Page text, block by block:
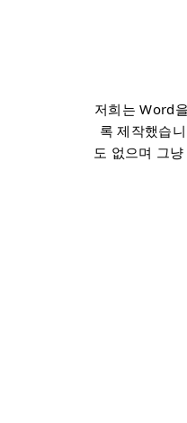
저희는 Word
록 제작했습
도 없으며 그